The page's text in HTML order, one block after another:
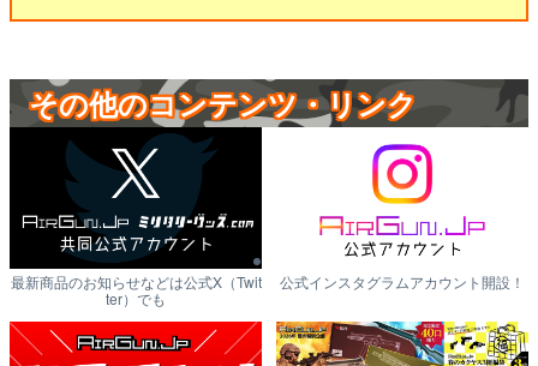
その他のコンテンツ・リンク
最新商品のお知らせなどは公式X（Twit
ter）でも
公式インスタグラムアカウント開設！